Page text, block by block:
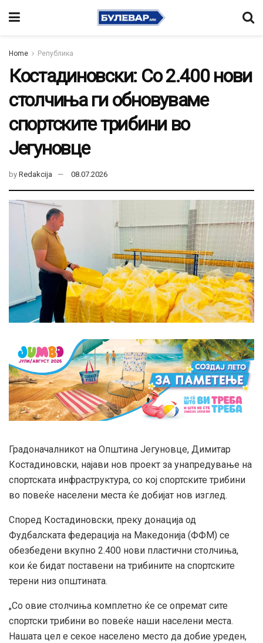
Home Република
Костадиновски: Со 2.400 нови
столчиња ги обновуваме
спортските трибини во
Јегуновце
by Redakcija 08.07.2026
Градоначалникот на Општина Јегуновце, Димитар
Костадиновски, најави нов проект за унапредување на
спортската инфраструктура, со кој спортските трибини
во повеќе населени места ќе добијат нов изглед.
Според Костадиновски, преку донација од
Фудбалската федерација на Македонија (ФФМ) се
обезбедени вкупно 2.400 нови пластични столчиња,
кои ќе бидат поставени на трибините на спортските
терени низ општината.
„Со овие столчиња комплетно ќе се опремат сите
спортски трибини во повеќе наши населени места.
Нашата цел е секое населено место да добие уреден,